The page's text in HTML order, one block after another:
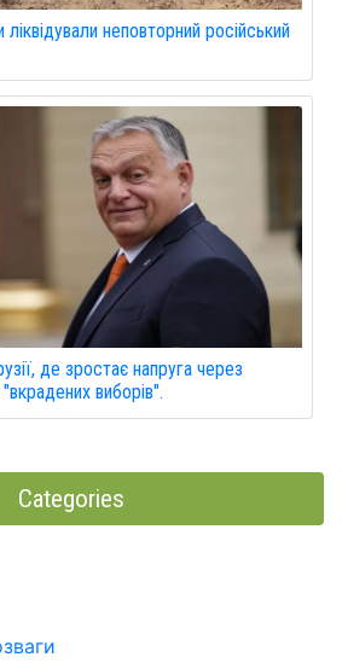
неповторний російський
де зростає напруга через
виборів".
Categories